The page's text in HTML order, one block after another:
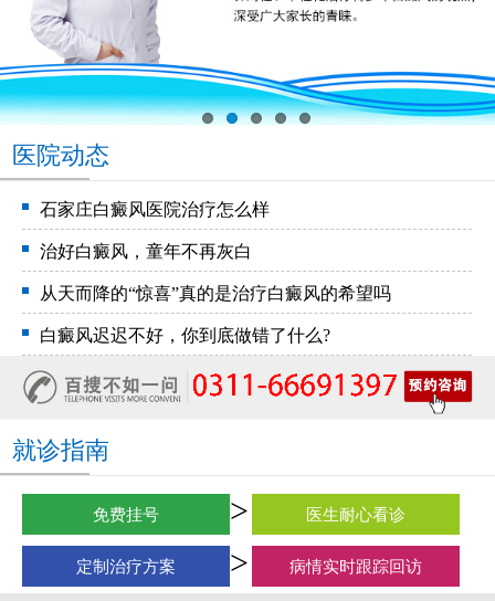
医院动态
石家庄白癜风医院治疗怎么样
治好白癜风，童年不再灰白
从天而降的“惊喜”真的是治疗白癜风的希望吗
白癜风迟迟不好，你到底做错了什么?
就诊指南
免费挂号 医生耐心看诊
定制治疗方案 病情实时跟踪回访